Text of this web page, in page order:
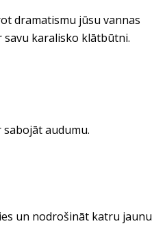
dramatismu jūsu vannas
savu karalisko klātbūtni.
audumu.
un nodrošināt katru jaunu